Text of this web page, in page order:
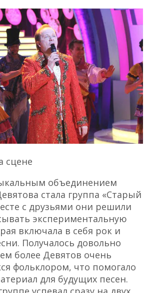
сцене
объединением
стала группа «Старый
с друзьями они решили
экспериментальную
включала в себя рок и
Получалось довольно
более Девятов очень
фольклором, что помогало
для будущих песен.